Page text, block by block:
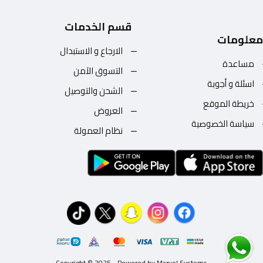
معلومات
مساعدة
اسئلة و أجوبة
خريطة الموقع
سياسة الخصوصية
قسم الخدمات
الارجاع و الاستبدال
التسوق الآمن
الشحن والتوصيل
العروض
نظام العمولة